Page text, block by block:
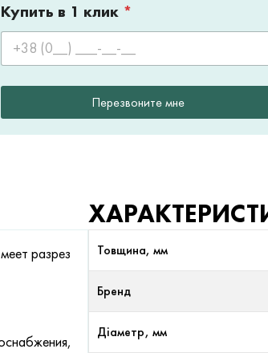
Купить в 1 клик *
Перезвоните мне
разрез
Товщина, мм
Бренд
Діаметр, мм